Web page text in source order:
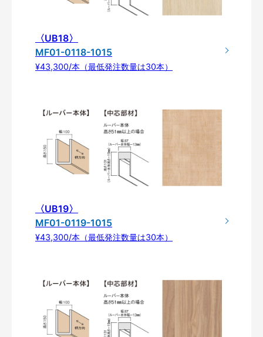
〈UB18〉
MF01-0118-1015
¥43,300/本（最低発注数量は30本）
〈UB19〉
MF01-0119-1015
¥43,300/本（最低発注数量は30本）